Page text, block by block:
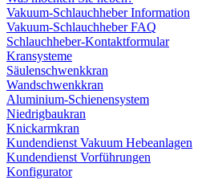
Vakuum-Schlauchheber Information
Vakuum-Schlauchheber FAQ
Schlauchheber-Kontaktformular
Kransysteme
Säulenschwenkkran
Wandschwenkkran
Aluminium-Schienensystem
Niedrigbaukran
Knickarmkran
Kundendienst Vakuum Hebeanlagen
Kundendienst Vorführungen
Konfigurator